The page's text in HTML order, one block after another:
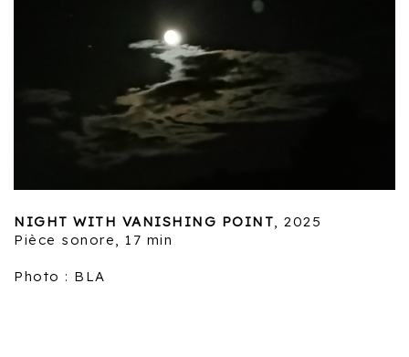
NIGHT WITH VANISHING POINT, 2025
Pièce sonore, 17 min
Photo : BLA